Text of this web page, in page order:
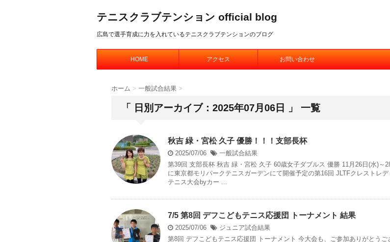
テニスクラブテンション official blog
広島で選手育成に力を入れているテニスクラブテンションのブログ
HOME アクセス お問い合わせ
ホーム > 一般試合結果 >
「 日別アーカイブ：2025年07月06日 」 一覧
秋吉 緑・宮松 久子 優勝！！！支部長杯
2025/07/06
一般試合結果
第39回 支部長杯 秋吉 緑・宮松 久子 60歳女子ダブルス 優勝 11月26日(水)～
に東京都モリパークテニスガーデンにて開催予定の第16回 JLTFクレストレデ
テニス大会byカー ...
7/5 第8回 デフこどもテニス応援団 トーナメント 結果
2025/07/06
ジュニア試合結果
第8回 デフこどもテニス応援団 トーナメント 今大会も、ご参加ありがとうご